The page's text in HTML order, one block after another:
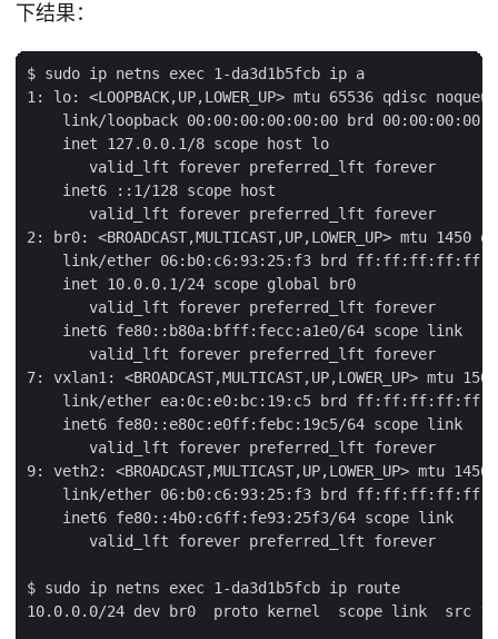
下结果：
$ sudo ip netns exec 1-da3d1b5fcb ip a
1: lo: <LOOPBACK,UP,LOWER_UP> mtu 65536 qdisc noqueue
link/loopback 00:00:00:00:00:00 brd
    inet 127.0.0.1/8 scope host lo
       valid_lft forever preferred_lft forever
    inet6 ::1/128 scope host
       valid_lft forever preferred_lft forever
2: br0: <BROADCAST,MULTICAST,UP,LOWER_UP> mtu
link/ether 06:b0:c6:93:25:f3 brd
    inet 10.0.0.1/24 scope global br0
       valid_lft forever preferred_lft forever
    inet6 fe80::b80a:bfff:fecc:a1e0/64 scope link
       valid_lft forever preferred_lft forever
7: vxlan1: <BROADCAST,MULTICAST,UP,LOWER_UP> mtu
link/ether ea:0c:e0:bc:19:c5 brd
    inet6 fe80::e80c:e0ff:febc:19c5/64 scope link
       valid_lft forever preferred_lft forever
9: veth2: <BROADCAST,MULTICAST,UP,LOWER_UP> mtu
link/ether 06:b0:c6:93:25:f3 brd
    inet6 fe80::4b0:c6ff:fe93:25f3/64 scope link
       valid_lft forever preferred_lft forever
$ sudo ip netns exec 1-da3d1b5fcb ip route
10.0.0.0/24 dev br0  proto kernel  scope link  src